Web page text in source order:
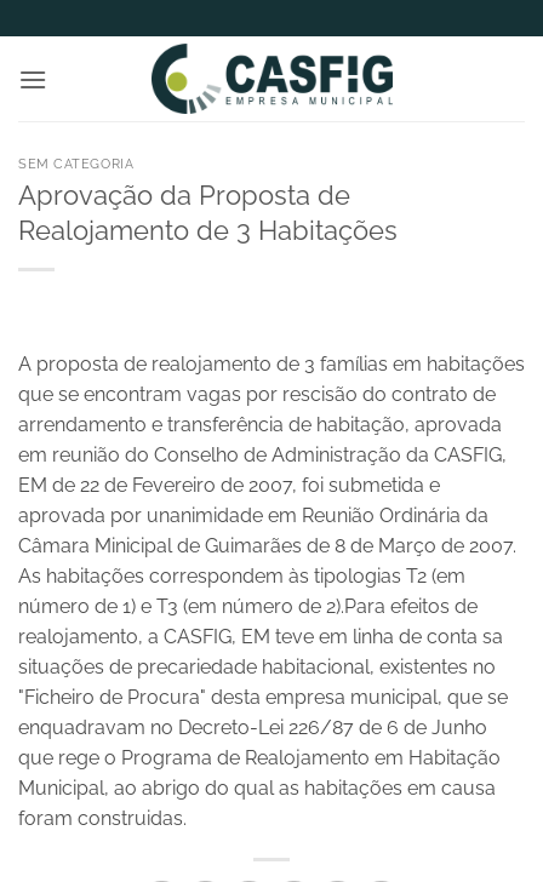
to
content
SEM CATEGORIA
Aprovação da Proposta de
Realojamento de 3 Habitações
A proposta de realojamento de 3 famílias em habitações
que se encontram vagas por rescisão do contrato de
arrendamento e transferência de habitação, aprovada
em reunião do Conselho de Administração da CASFIG,
EM de 22 de Fevereiro de 2007, foi submetida e
aprovada por unanimidade em Reunião Ordinária da
Câmara Minicipal de Guimarães de 8 de Março de 2007.
As habitações correspondem às tipologias T2 (em
número de 1) e T3 (em número de 2).Para efeitos de
realojamento, a CASFIG, EM teve em linha de conta sa
situações de precariedade habitacional, existentes no
"Ficheiro de Procura" desta empresa municipal, que se
enquadravam no Decreto-Lei 226/87 de 6 de Junho
que rege o Programa de Realojamento em Habitação
Municipal, ao abrigo do qual as habitações em causa
foram construidas.